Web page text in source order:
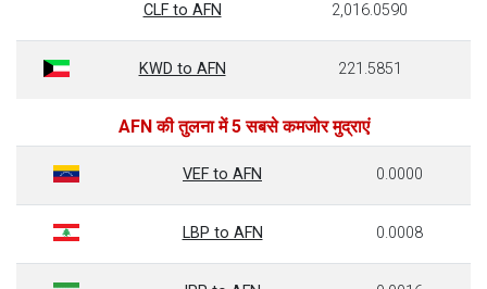
CLF to AFN 2,016.0590
KWD to AFN 221.5851
AFN की तुलना में 5 सबसे कमजोर मुद्राएं
VEF to AFN 0.0000
LBP to AFN 0.0008